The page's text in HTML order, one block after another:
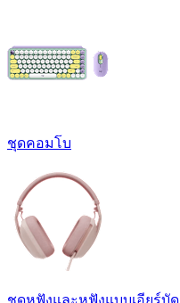
ชุดคอมโบ
ชุดหูฟังและหูฟังแบบเอียร์บัด